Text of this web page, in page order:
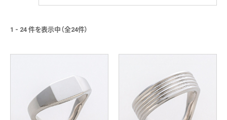
1 - 24 件を表示中（全24件）